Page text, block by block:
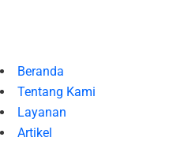
Beranda
Tentang Kami
Layanan
Artikel